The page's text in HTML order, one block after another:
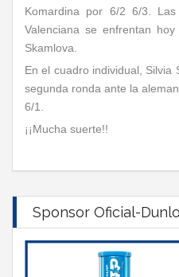
Komardina por 6/2 6/3.
Valenciana se enfrentan
Skamlova.
En el cuadro individual, Silvia
segunda ronda ante la
6/1.
¡¡Mucha suerte!!
Sponsor Oficial-